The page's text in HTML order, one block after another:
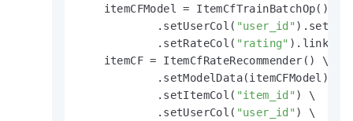
    itemCFModel = ItemCfTrainBatchOp() \
            .setUserCol(
"user_id"
            .setRateCol(
"rating"
    itemCF = ItemCfRateRecommender() \
            .setModelData(itemCFModel) \
            .setItemCol(
"item_id" ) \
            .setUserCol(
"user_id" ) \